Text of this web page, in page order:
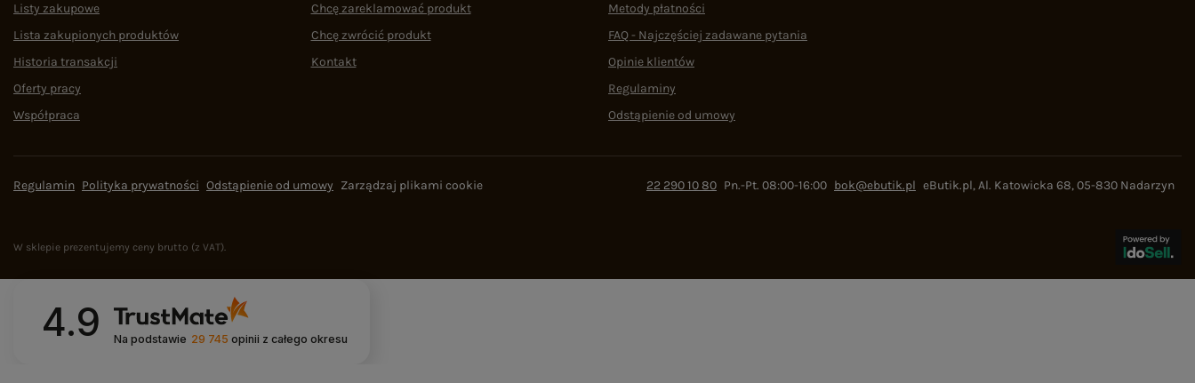
Listy zakupowe
Lista zakupionych produktów
Historia transakcji
Oferty pracy
Współpraca
Chcę zareklamować produkt
Chcę zwrócić produkt
Kontakt
Metody płatności
FAQ - Najczęściej zadawane pytania
Opinie klientów
Regulaminy
Odstąpienie od umowy
Regulamin Polityka prywatności Odstąpienie od umowy Zarządzaj plikami cookie 22 290 10 80 Pn.-Pt. 08:00-16:00 bok@ebutik.pl eButik.pl,Al. Katowicka 68,05-830 Nadarzyn
W sklepie prezentujemy ceny brutto (z VAT).
4.9 Na podstawie 29 745 opinii z całego okresu